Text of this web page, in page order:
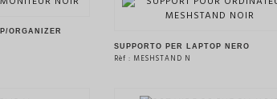
VEDERE IL PRODOTTO
ORGANIZER
SUPPORTO PER LAPTOP NERO
Rèf : MESHSTAND N